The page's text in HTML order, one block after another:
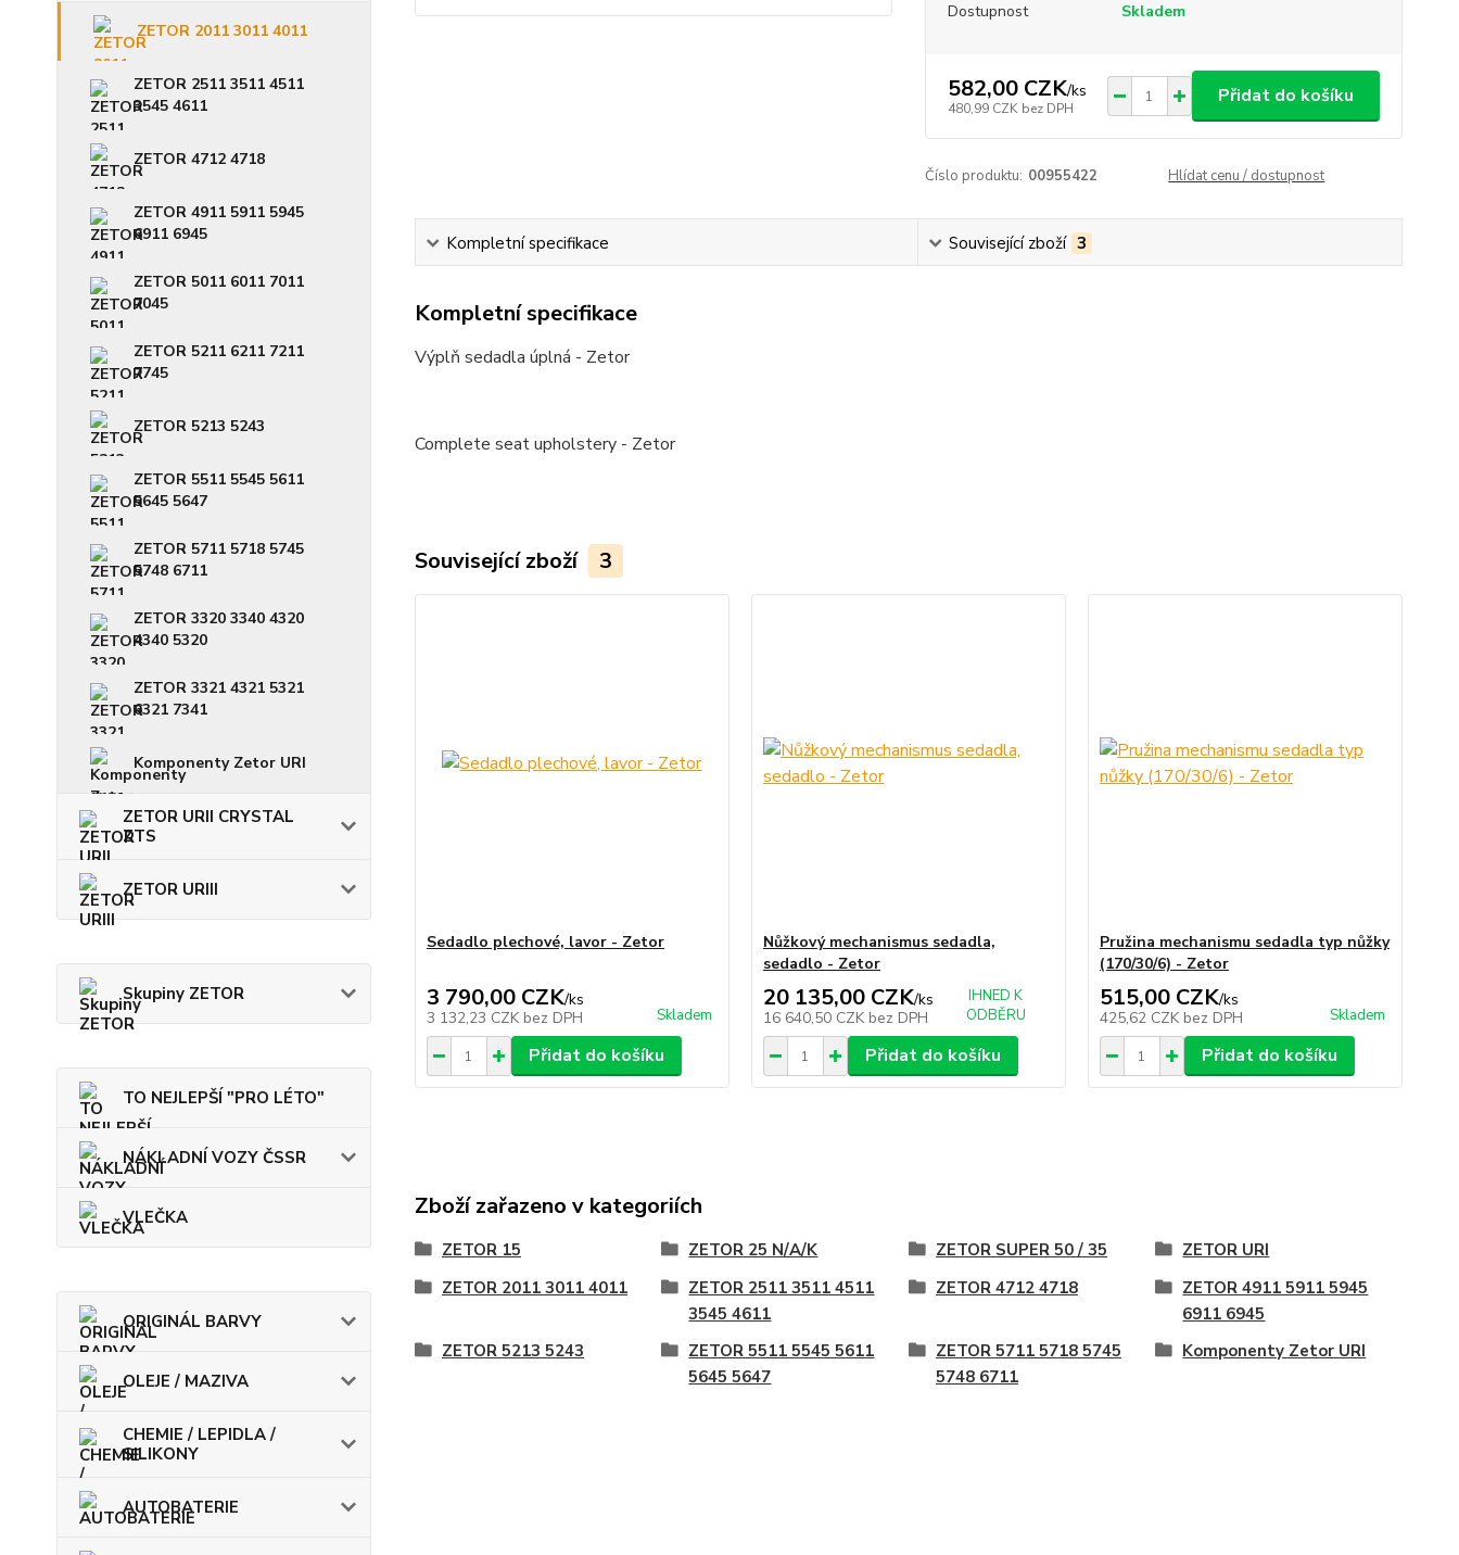
ZETOR 2011 3011 4011
ZETOR 2511 3511 4511
3545 4611
ZETOR 4712 4718
ZETOR 4911 5911 5945
6911 6945
ZETOR 5011 6011 7011
7045
ZETOR 5211 6211 7211
7745
ZETOR 5213 5243
ZETOR 5511 5545 5611
5645 5647
ZETOR 5711 5718 5745
5748 6711
ZETOR 3320 3340 4320
4340 5320
ZETOR 3321 4321 5321
6321 7341
Komponenty Zetor URI
ZETOR URII CRYSTAL
ZTS
ZETOR URIII
Skupiny ZETOR
TO NEJLEPŠÍ "PRO LÉTO"
NÁKLADNÍ VOZY ČSSR
VLEČKA
ORIGINÁL BARVY
OLEJE / MAZIVA
CHEMIE / LEPIDLA /
SILIKONY
AUTOBATERIE
Dostupnost Skladem
582,00 CZK/ks
480,99 CZK bez DPH
Přidat do košíku
Číslo produktu: 00955422 Hlídat cenu / dostupnost
Kompletní specifikace Související zboží 3
Kompletní specifikace
Výplň sedadla úplná - Zetor
Complete seat upholstery - Zetor
Související zboží 3
Sedadlo plechové, lavor - Zetor
3 790,00 CZK/ks
3 132,23 CZK bez DPH Skladem
Přidat do košíku
Nůžkový mechanismus sedadla,
sedadlo - Zetor
20 135,00 CZK/ks
16 640,50 CZK bez DPH
IHNED K
ODBĚRU
Přidat do košíku
Pružina mechanismu sedadla typ nůžky
(170/30/6) - Zetor
515,00 CZK/ks
425,62 CZK bez DPH Skladem
Přidat do košíku
Zboží zařazeno v kategoriích
ZETOR 15 ZETOR 25 N/A/K ZETOR SUPER 50 / 35
ZETOR URI
ZETOR 2011 3011 4011
ZETOR 2511 3511 4511
3545 4611
ZETOR 4712 4718
ZETOR 4911 5911 5945
6911 6945
ZETOR 5213 5243
ZETOR 5511 5545 5611
5645 5647
ZETOR 5711 5718 5745
5748 6711
Komponenty Zetor URI